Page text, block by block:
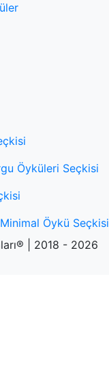
Öyküleri Seçkisi
Öykü Seçkisi
| 2018 - 2026